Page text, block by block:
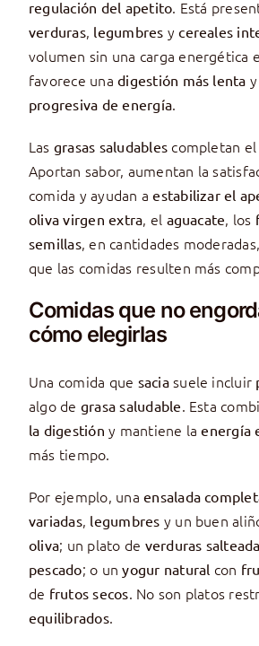
regulación del apetito. Está
verduras, legumbres ycereales
volumen sin una carga energética
favorece unadigestión más lenta
progresiva de energía.
Las grasas saludables completan
Aportan sabor, aumentan la
comida y ayudan aestabilizar el
oliva virgen extra, el aguacate, los
semillas, en cantidades
que las comidas resulten más
Comidas que no
cómo elegirlas
Una comida que saciasuele incluir
algo de grasa saludable. Esta
la digestión y mantiene laenergía
más tiempo.
Por ejemplo, unaensalada
variadas, legumbres y un buen
oliva; un plato de verduras
pescado; o unyogur natural con
de frutos secos. No son platos
equilibrados.